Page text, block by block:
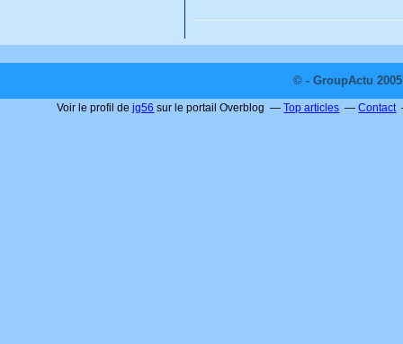
© - GroupActu
Voir le profil dejg56 sur le portail Overblog Top articles Contact